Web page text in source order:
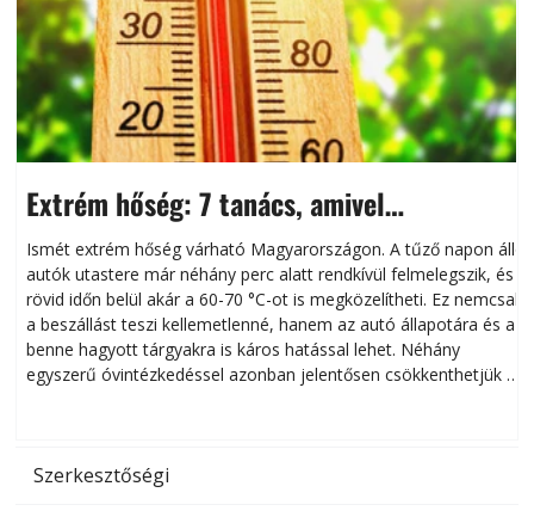
Extrém hőség: 7 tanács, amivel
megóvhatjuk autónkat a nyári károktól
Ismét extrém hőség várható Magyarországon. A tűző napon álló
autók utastere már néhány perc alatt rendkívül felmelegszik, és
rövid időn belül akár a 60-70 °C-ot is megközelítheti. Ez nemcsak
a beszállást teszi kellemetlenné, hanem az autó állapotára és a
benne hagyott tárgyakra is káros hatással lehet. Néhány
egyszerű óvintézkedéssel azonban jelentősen csökkenthetjük a
Szerkesztőségi